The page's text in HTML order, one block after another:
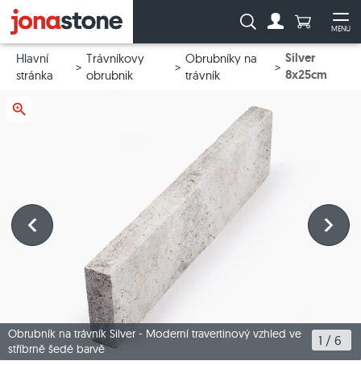
MENU
Vyhledávání:Počet
Hlavní
stránka
Trávníkovy
obrubnik
Obrubníky na
trávník
Silver
8x25cm
Obrubník na trávník Silver - Moderní travertinový vzhled ve
stříbrně šedé barvě
1 / 6